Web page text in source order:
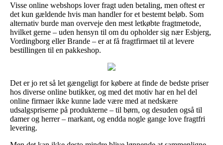
Visse online webshops lover fragt uden betaling, men oftest er
det kun gældende hvis man handler for et bestemt beløb. Som
alternativ burde man overveje den mest letkøbte fragtmetode,
hvilket gerne – uden hensyn til om du opholder sig nær Esbjerg,
Vordingborg eller Brande – er at få fragtfirmaet til at levere
bestillingen til en pakkeshop.
Det er jo ret så let gængeligt for købere at finde de bedste priser
hos diverse online butikker, og med det motiv har en hel del
online firmaer ikke kunne lade være med at nedskære
udsalgspriserne på produkterne – til børn, og desuden også til
damer og herrer – markant, og endda nogle gange love fragtfri
levering.